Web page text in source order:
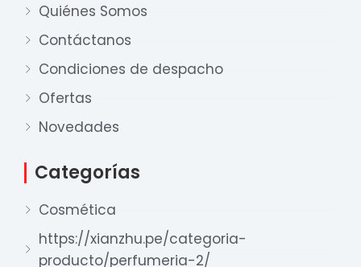
Quiénes Somos
Contáctanos
Condiciones de despacho
Ofertas
Novedades
Categorías
Cosmética
https://xianzhu.pe/categoria-
producto/perfumeria-2/
para responder a sus preguntas. ¡Lo
Ventas Provincia